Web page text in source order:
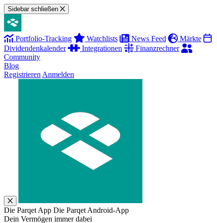
Sidebar schließen
Portfolio-Tracking Watchlists News Feed
Märkte
Dividendenkalender
Integrationen
Finanzrechner
Community
Blog
Registrieren Anmelden
Die Parqet App Die Parqet Android-App
Dein Vermögen immer dabei